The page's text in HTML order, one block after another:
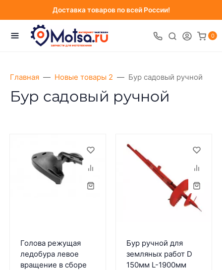
Доставка товаров по всей России!
0
Главная Новые товары 2 Бур садовый ручной
Бур садовый ручной
Голова режущая
ледобура левое
вращение в сборе
Бур ручной для
земляных работ D
150мм L-1900мм